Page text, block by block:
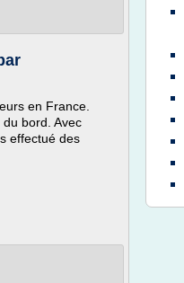
en France.
bord. Avec
effectué des